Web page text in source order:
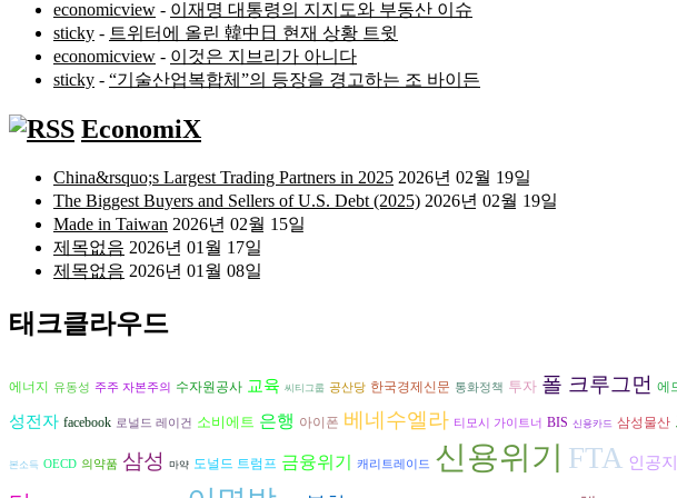
economicview - 이재명 대통령의 지지도와 부동산 이슈
sticky - 트위터에 올린 韓中日 현재 상황 트윗
economicview - 이것은 지브리가 아니다
sticky - “기술산업복합체”의 등장을 경고하는 조 바이든
EconomiX
China&rsquo;s Largest Trading Partners in 2025 2026년 02월 19일
The Biggest Buyers and Sellers of U.S. Debt (2025) 2026년 02월 19일
Made in Taiwan 2026년 02월 15일
제목없음 2026년 01월 17일
제목없음 2026년 01월 08일
태크클라우드
에너지 유동성 주주 자본주의 수자원공사 교육 씨티그룹 공산당 한국경제신문 통화정책 투자 폴 크루그먼 에
성전자 facebook 로널드 레이건 소비에트 은행 아이폰 베네수엘라 티모시 가이트너 BIS 신용카드 삼성물산
본소득 OECD 의약품 삼성 마약 도널드 트럼프 금융위기 캐리트레이드 신용위기 FTA 인공